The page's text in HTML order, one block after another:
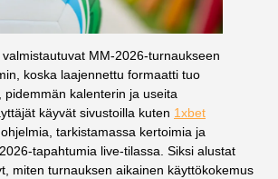
MM-2026-turnaukseen
koska laajennettu formaatti tuo
pidemmän kalenterin ja useita
käyvät sivustoilla kuten 1xbet
tarkistamassa kertoimia ja
tapahtumia live-tilassa. Siksi alustat
miten turnauksen aikainen käyttökokemus